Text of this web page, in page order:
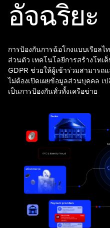
อัจฉริยะ
การป้องกันการฉ้อโกงแบบเรียล
ส่วนตัว เทคโนโลยีการสร้างโท
GDPR ช่วยให้ผู้เข้าร่วมสามารถ
ไม่ต้องเปิดเผยข้อมูลส่วนบุคคล เ
เป็นการป้องกันทั่วทั้งเครือข่าย